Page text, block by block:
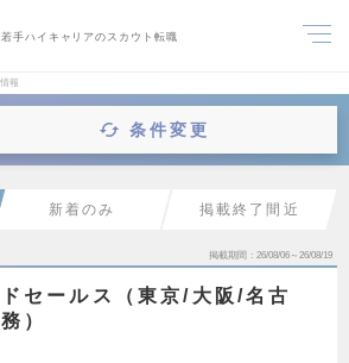
若手ハイキャリアのスカウト転職
報
条件変更
新着のみ 掲載終了間近
掲載期間 26/08/06～26/08/19
セールス（東京/大阪/名古
）